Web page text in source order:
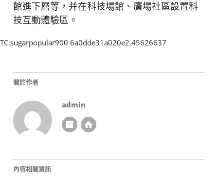
館進下層等，并在科技場館、廣場社區設置科
技互動體驗區。
TC:sugarpopular900 6a0dde31a020e2.45626637
關於作者
admin
內容相關資訊